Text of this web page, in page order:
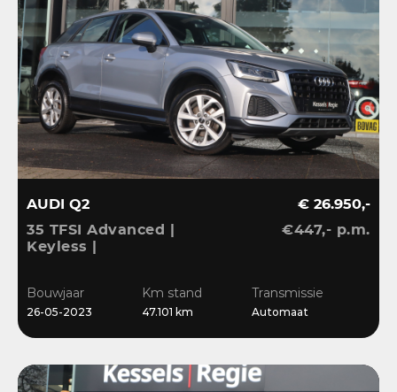
AUDI Q2
35 TFSI Advanced |
Keyless |
Navi | Sensoren | 17”
€ 26.950,-
€447,- p.m.
Bouwjaar
26-05-2023
Km stand
47.101 km
Transmissie
Automaat